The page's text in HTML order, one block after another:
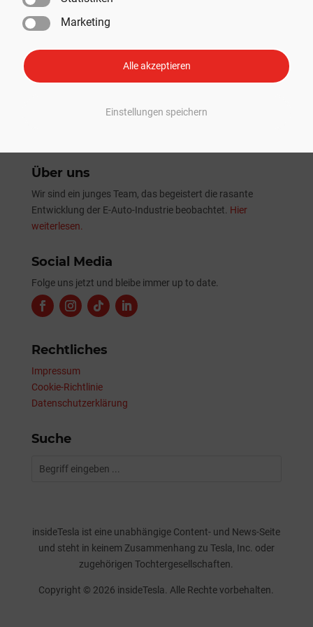
Marketing
Alle akzeptieren
Einstellungen speichern
SpaceX absolviert erfolgreich 13. Starship-Testflug mit
erster Nutzlast-Beförderung
Verbesserungen im Überblick
Über uns
Wir sind ein junges Team, das begeistert die rasante
Entwicklung der E-Auto-Industrie beobachtet. Hier
weiterlesen.
Social Media
Folge uns jetzt und bleibe immer up to date.
Rechtliches
Impressum
Cookie-Richtlinie
Datenschutzerklärung
Suche
insideTesla ist eine unabhängige Content- und News-Seite
und steht in keinem Zusammenhang zu Tesla, Inc. oder
zugehörigen Tochtergesellschaften.
Copyright © 2026 insideTesla. Alle Rechte vorbehalten.